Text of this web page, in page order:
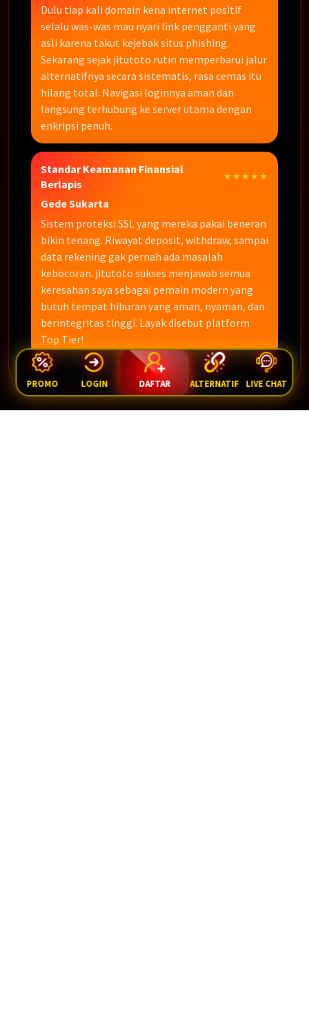
Dulu tiap kali domain kena internet positif
selalu was-was mau nyari link pengganti yang
asli karena takut kejebak situs phishing.
Sekarang sejak jitutoto rutin memperbarui jalur
alternatifnya secara sistematis, rasa cemas itu
hilang total. Navigasi loginnya aman dan
langsung terhubung ke server utama dengan
enkripsi penuh.
Standar Keamanan Finansial
Berlapis
★★★★★
Gede Sukarta
Sistem proteksi SSL yang mereka pakai beneran
bikin tenang. Riwayat deposit, withdraw, sampai
data rekening gak pernah ada masalah
kebocoran. jitutoto sukses menjawab semua
keresahan saya sebagai pemain modern yang
butuh tempat hiburan yang aman, nyaman, dan
berintegritas tinggi. Layak disebut platform
Top Tier!
PROMO LOGIN DAFTAR ALTERNATIF LIVE CHAT